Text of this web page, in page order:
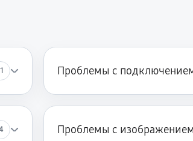
Проблемы с
Проблемы с